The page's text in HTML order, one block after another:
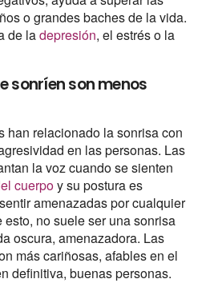
o grandes baches de la vida.
de ladepresión, el estrés o la
sonríen son menos
han relacionado la sonrisa con
en las personas. Las
la voz cuando se sienten
cuerpoy su postura es
amenazadas por cualquier
no suele ser una sonrisa
oscura, amenazadora. Las
más cariñosas, afables en el
definitiva, buenas personas.